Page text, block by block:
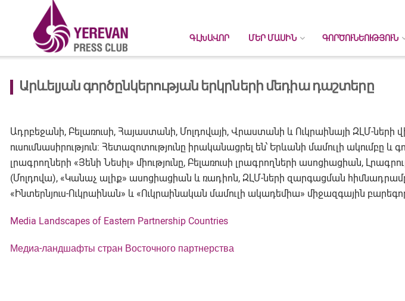
ԳԼԽԱՎՈՐ ՄԵՐ ՄԱՍԻՆ ԳՈՐԾՈՒՆԵՈՒԹՅՈՒՆ
Արևելյան գործընկերության երկրների մեդիա դաշտերը
Ադրբեջանի, Բելառուսի, Հայաստանի, Մոլդովայի, Վրաստանի և Ուկրաինայի ԶԼՄ-
ուսումնասիրություն: Հետազոտությունը իրականացրել են՝ Երևանի մամուլի ակումբը և
լրագրողների «Յենի Նեսիլ» միությունը, Բելառուսի լրագրողների ասոցիացիան,
(Մոլդովա), «Կանաչ ալիք» ասոցիացիան և ռադիոն, ԶԼՄ-ների զարգացման
«Ինտերնյուս-Ուկրաինան» և «Ուկրաինական մամուլի ակադեմիա» միջազգային
Media Landscapes of Eastern Partnership Countries
Медиа-ландшафты стран Восточного партнерства